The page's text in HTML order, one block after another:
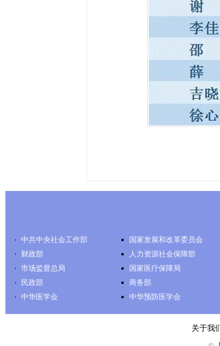
中共中央社会工作部
国家发展和改革委员会
财政部
人力资源社会保障部
市场监督总局
国家医疗保障局
民政部
商务部
中华医学会
中华预防医学会
关于我